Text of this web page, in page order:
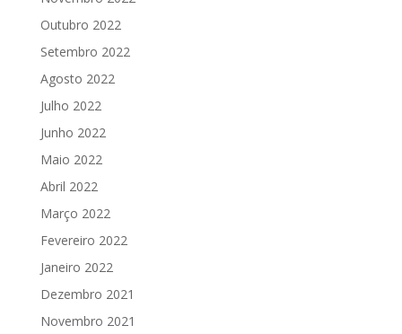
Outubro 2022
Setembro 2022
Agosto 2022
Julho 2022
Junho 2022
Maio 2022
Abril 2022
Março 2022
Fevereiro 2022
Janeiro 2022
Dezembro 2021
Novembro 2021